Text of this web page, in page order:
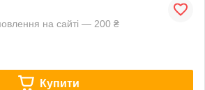
на сайті — 200 ₴
Купити